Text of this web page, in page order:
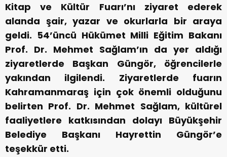
Kitap ve Kültür Fuarı’nı ziyaret ederek
alanda şair, yazar ve okurlarla bir araya
geldi. 54’üncü Hükümet Milli Eğitim Bakanı
Prof. Dr. Mehmet Sağlam’ın da yer aldığı
ziyaretlerde Başkan Güngör, öğrencilerle
yakından ilgilendi. Ziyaretlerde fuarın
Kahramanmaraş için çok önemli olduğunu
belirten Prof. Dr. Mehmet Sağlam, kültürel
faaliyetlere katkısından dolayı Büyükşehir
Belediye Başkanı Hayrettin Güngör’e
teşekkür etti.